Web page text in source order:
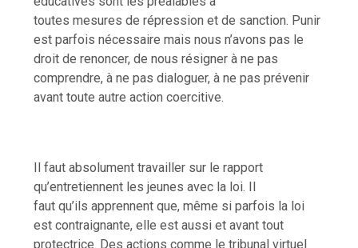
toutes mesures de répression et de sanction. Punir
est parfois nécessaire mais nous n’avons pas le
droit de renoncer, de nous résigner à ne pas
comprendre, à ne pas dialoguer, à ne pas prévenir
avant toute autre action coercitive.
Il faut absolument travailler sur le rapport
qu’entretiennent les jeunes avec la loi. Il
faut qu’ils apprennent que, même si parfois la loi
est contraignante, elle est aussi et avant tout
protectrice. Des actions comme le tribunal virtuel